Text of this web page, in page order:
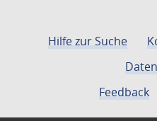
Hilfe zur Suche
Feedback